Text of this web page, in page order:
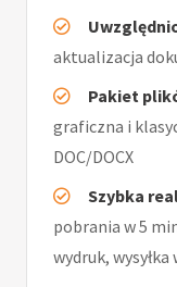
aktualizacja
Pakiet
graficzna i
DOC/DOCX
Szybka
pobrania w 5
wydruk, wysyłka